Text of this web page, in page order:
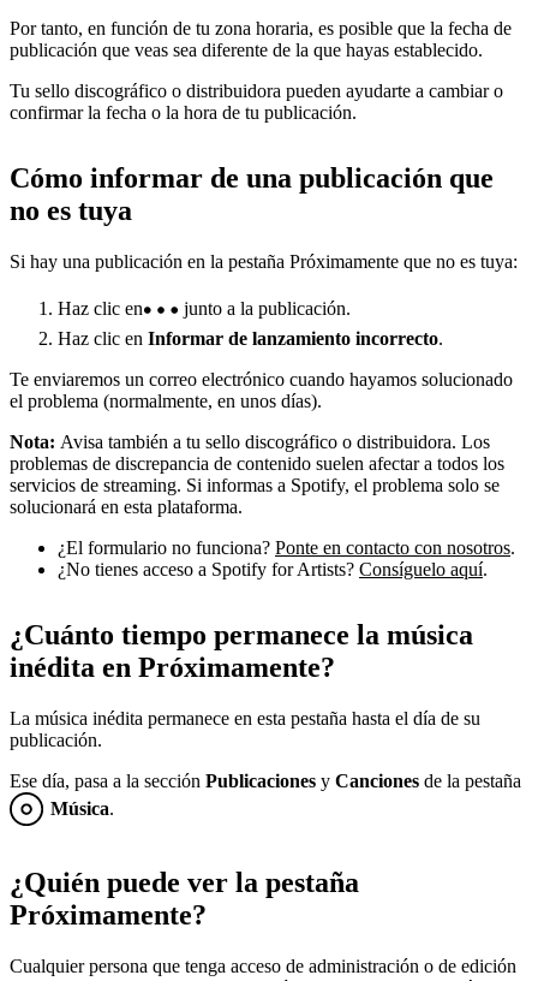
Por tanto, en función de tu zona horaria, es posible que la fecha de
publicación que veas sea diferente de la que hayas establecido.
Tu sello discográfico o distribuidora pueden ayudarte a cambiar o
confirmar la fecha o la hora de tu publicación.
Cómo informar de una publicación que
no es tuya
Si hay una publicación en la pestaña Próximamente que no es tuya:
Haz clic en
junto a la publicación.
Haz clic en Informar de lanzamiento incorrecto.
Te enviaremos un correo electrónico cuando hayamos solucionado
el problema (normalmente, en unos días).
Nota: Avisa también a tu sello discográfico o distribuidora. Los
problemas de discrepancia de contenido suelen afectar a todos los
servicios de streaming. Si informas a Spotify, el problema solo se
solucionará en esta plataforma.
¿El formulario no funciona? Ponte en contacto con nosotros.
¿No tienes acceso a Spotify for Artists? Consíguelo aquí.
¿Cuánto tiempo permanece la música
inédita en Próximamente?
La música inédita permanece en esta pestaña hasta el día de su
publicación.
Ese día, pasa a la sección Publicaciones y Canciones de la pestaña
Música.
¿Quién puede ver la pestaña
Próximamente?
Cualquier persona que tenga acceso de administración o de edición